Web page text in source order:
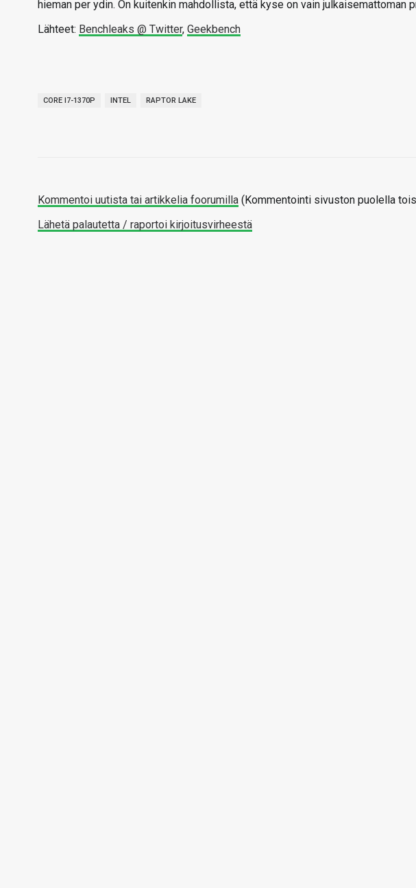
hieman per ydin. On kuitenkin mahdollista, että kyse on vain julkaisemattoman
Lähteet: Benchleaks @ Twitter, Geekbench
CORE I7-1370P INTEL RAPTOR LAKE
Kommentoi uutista tai artikkelia foorumilla (Kommentointi sivuston puolella
Lähetä palautetta / raportoi kirjoitusvirheestä